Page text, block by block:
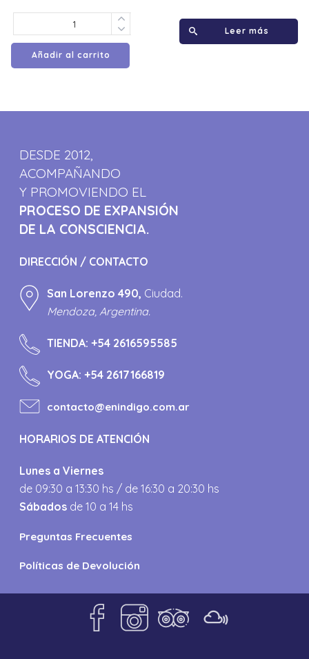
Añadir al carrito
Leer más
DESDE 2012,
ACOMPAÑANDO
Y PROMOVIENDO EL
PROCESO DE EXPANSIÓN
DE LA CONSCIENCIA.
DIRECCIÓN / CONTACTO
San Lorenzo 490, Ciudad.
Mendoza, Argentina.
TIENDA:+54 2616595585
YOGA:+54 2617166819
contacto@enindigo.com.ar
HORARIOS DE ATENCIÓN
Lunes a Viernes
de 09:30 a 13:30 hs / de 16:30 a 20:30 hs
Sábados de 10 a 14 hs
Preguntas Frecuentes
Políticas de Devolución